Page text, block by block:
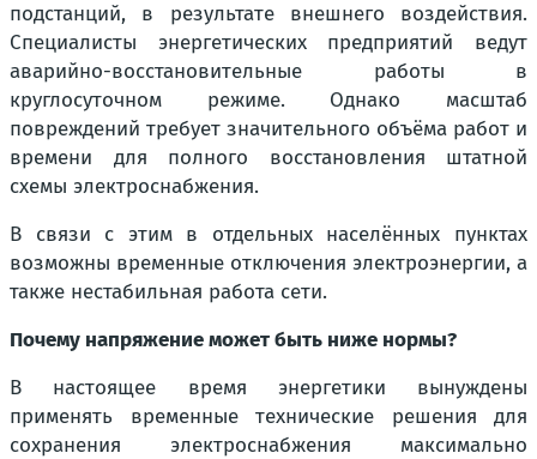
подстанций, в результате внешнего воздействия.
Специалисты энергетических предприятий ведут
аварийно-восстановительные работы в
круглосуточном режиме. Однако масштаб
повреждений требует значительного объёма работ и
времени для полного восстановления штатной
схемы электроснабжения.
В связи с этим в отдельных населённых пунктах
возможны временные отключения электроэнергии, а
также нестабильная работа сети.
Почему напряжение может быть ниже нормы?
В настоящее время энергетики вынуждены
применять временные технические решения для
сохранения электроснабжения максимально